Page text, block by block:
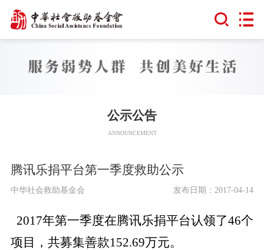
公示公告
ANNOUNCEMENT
腾讯乐捐平台第一季度救助公示
中华社会救助基金会 发布日期：2017-04-14
2017年第一季度在腾讯乐捐平台认领了46个
项目，共募集善款152.69万元。